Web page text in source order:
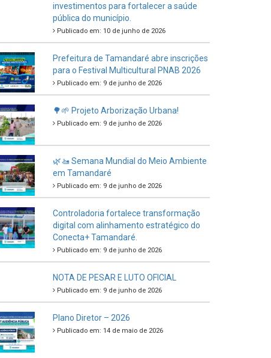
7 de novembro de 2025
ÚLTIMAS NOTÍCIAS
reafirma excelência no apoio ao
empreendedorismo.
Prefeitura de Tamandaré busca novos
investimentos para fortalecer a saúde
pública do município.
Prefeitura de Tamandaré abre inscrições
para o Festival Multicultural PNAB 2026
Publicado em: 9 de junho de 2026
🌳🌱 Projeto Arborização Urbana!
Publicado em: 9 de junho de 2026
🌿🚤 Semana Mundial do Meio Ambiente